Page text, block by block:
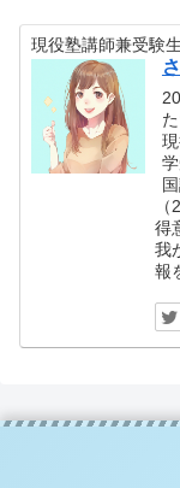
現役塾講師兼受験
得
我
報